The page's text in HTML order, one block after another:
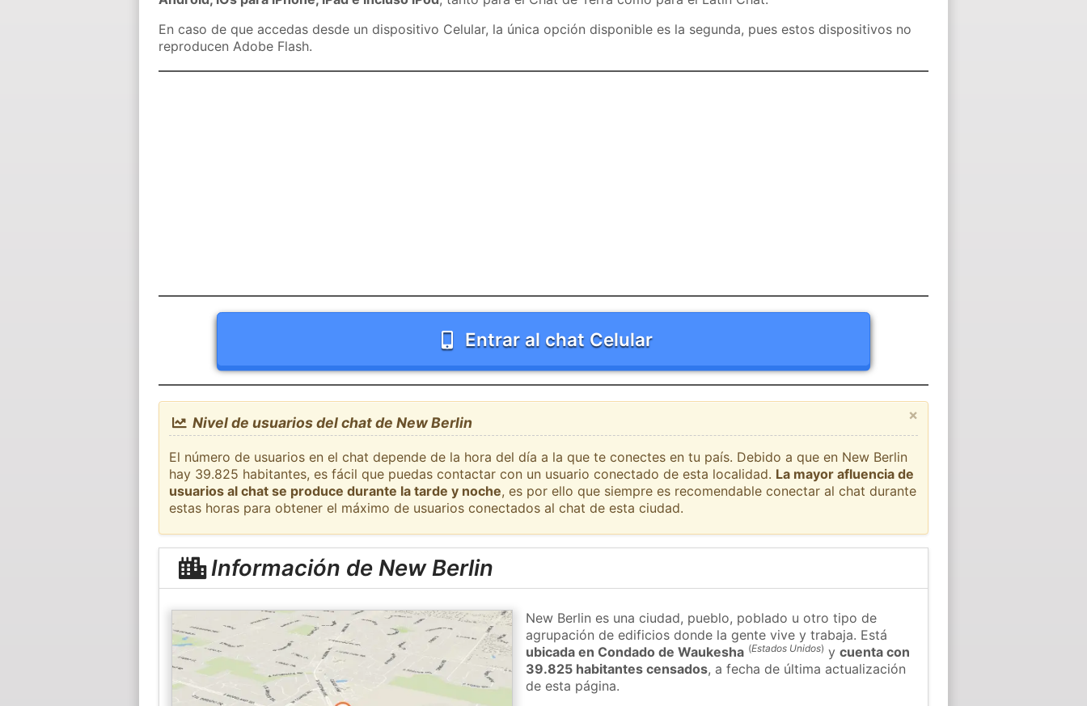
En caso de que accedas desde un dispositivo Celular, la única opción disponible es la segunda, pues estos dispositivos no
reproducen Adobe Flash.
Entrar al chat Celular
×
Nivel de usuarios del chat de New Berlin
El número de usuarios en el chat depende de la hora del día a la que te conectes en tu país. Debido a que en New Berlin
hay 39.825 habitantes, es fácil que puedas contactar con un usuario conectado de esta localidad. La mayor afluencia de
usuarios al chat se produce durante la tarde y noche, es por ello que siempre es recomendable conectar al chat durante
estas horas para obtener el máximo de usuarios conectados al chat de esta ciudad.
Información de New Berlin
New Berlin es una ciudad, pueblo, poblado u otro tipo de
agrupación de edificios donde la gente vive y trabaja. Está
ubicada en Condado de Waukesha (Estados Unidos) ycuenta con
39.825 habitantes censados, a fecha de última actualización
de esta página.